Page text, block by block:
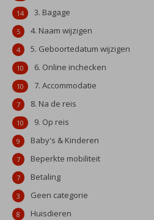
3. Bagage
14
4. Naam wijzigen
5
5. Geboortedatum wijzigen
4
6. Online inchecken
10
7. Accommodatie
10
8. Na de reis
7
9. Op reis
10
Baby's & Kinderen
9
Beperkte mobiliteit
7
Betaling
7
Geen categorie
3
Huisdieren
8